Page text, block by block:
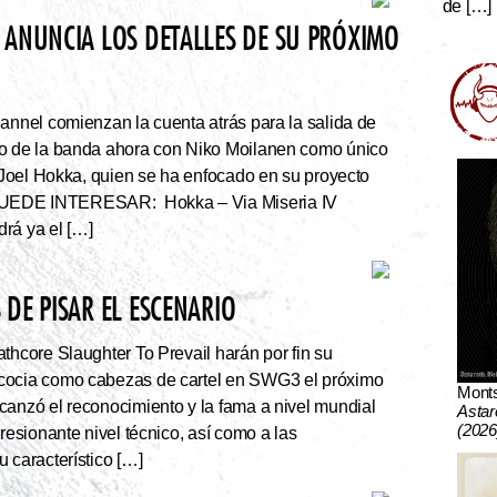
LOS DETALLES DE SU PRÓXIMO
comienzan la cuenta atrás para la salida de
de la banda ahora con Niko Moilanen como único
Hokka, quien se ha enfocado en su proyecto
INTERESAR: Hokka – Via Miseria IV
ya el […]
PISAR EL ESCENARIO
Slaughter To Prevail harán por fin su
como cabezas de cartel en SWG3 el próximo
el reconocimiento y la fama a nivel mundial
nivel técnico, así como a las
característico […]
de […]